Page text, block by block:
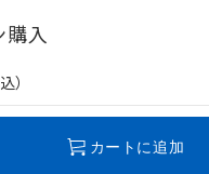
応品が混在する可能性があ
ださい。
入
）
カートに追加